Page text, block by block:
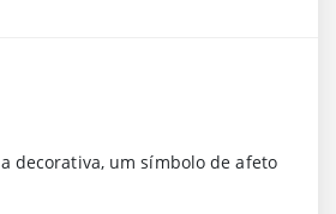
decorativa, um símbolo de afeto